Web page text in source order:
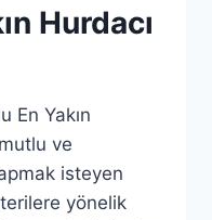
Hurdacı
En Yakın
ve
isteyen
yönelik